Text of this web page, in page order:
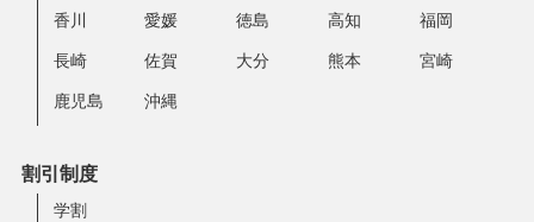
香川 愛媛 徳島 高知 福岡
長崎 佐賀 大分 熊本 宮崎
鹿児島 沖縄
割引制度
学割